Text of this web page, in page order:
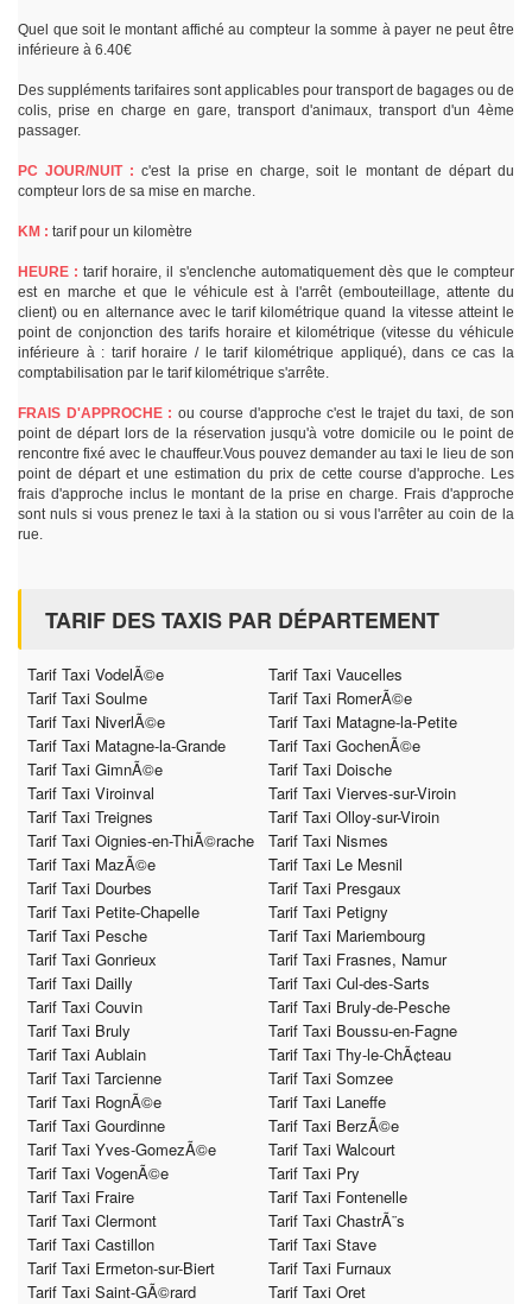
Quel que soit le montant affiché au compteur la somme à payer ne peut être
inférieure à 6.40€
Des suppléments tarifaires sont applicables pour transport de bagages ou de
colis, prise en charge en gare, transport d'animaux, transport d'un 4ème
passager.
PC JOUR/NUIT : c'est la prise en charge, soit le montant de départ du
compteur lors de sa mise en marche.
KM : tarif pour un kilomètre
HEURE : tarif horaire, il s'enclenche automatiquement dès que le compteur
est en marche et que le véhicule est à l'arrêt (embouteillage, attente du
client) ou en alternance avec le tarif kilométrique quand la vitesse atteint le
point de conjonction des tarifs horaire et kilométrique (vitesse du véhicule
inférieure à : tarif horaire / le tarif kilométrique appliqué), dans ce cas la
comptabilisation par le tarif kilométrique s'arrête.
FRAIS D'APPROCHE : ou course d'approche c'est le trajet du taxi, de son
point de départ lors de la réservation jusqu'à votre domicile ou le point de
rencontre fixé avec le chauffeur.Vous pouvez demander au taxi le lieu de son
point de départ et une estimation du prix de cette course d'approche. Les
frais d'approche inclus le montant de la prise en charge. Frais d'approche
sont nuls si vous prenez le taxi à la station ou si vous l'arrêter au coin de la
rue.
TARIF DES TAXIS PAR DÉPARTEMENT
Tarif Taxi VodelÃ©e
Tarif Taxi Vaucelles
Tarif Taxi Soulme
Tarif Taxi RomerÃ©e
Tarif Taxi NiverlÃ©e
Tarif Taxi Matagne-la-Petite
Tarif Taxi Matagne-la-Grande
Tarif Taxi GochenÃ©e
Tarif Taxi GimnÃ©e
Tarif Taxi Doische
Tarif Taxi Viroinval
Tarif Taxi Vierves-sur-Viroin
Tarif Taxi Treignes
Tarif Taxi Olloy-sur-Viroin
Tarif Taxi Oignies-en-ThiÃ©rache
Tarif Taxi Nismes
Tarif Taxi MazÃ©e
Tarif Taxi Le Mesnil
Tarif Taxi Dourbes
Tarif Taxi Presgaux
Tarif Taxi Petite-Chapelle
Tarif Taxi Petigny
Tarif Taxi Pesche
Tarif Taxi Mariembourg
Tarif Taxi Gonrieux
Tarif Taxi Frasnes, Namur
Tarif Taxi Dailly
Tarif Taxi Cul-des-Sarts
Tarif Taxi Couvin
Tarif Taxi Bruly-de-Pesche
Tarif Taxi Bruly
Tarif Taxi Boussu-en-Fagne
Tarif Taxi Aublain
Tarif Taxi Thy-le-ChÃ¢teau
Tarif Taxi Tarcienne
Tarif Taxi Somzee
Tarif Taxi RognÃ©e
Tarif Taxi Laneffe
Tarif Taxi Gourdinne
Tarif Taxi BerzÃ©e
Tarif Taxi Yves-GomezÃ©e
Tarif Taxi Walcourt
Tarif Taxi VogenÃ©e
Tarif Taxi Pry
Tarif Taxi Fraire
Tarif Taxi Fontenelle
Tarif Taxi Clermont
Tarif Taxi ChastrÃ¨s
Tarif Taxi Castillon
Tarif Taxi Stave
Tarif Taxi Ermeton-sur-Biert
Tarif Taxi Furnaux
Tarif Taxi Saint-GÃ©rard
Tarif Taxi Oret